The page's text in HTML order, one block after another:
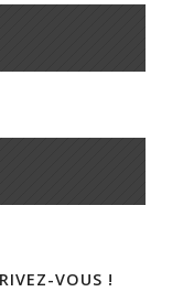
VOUS !